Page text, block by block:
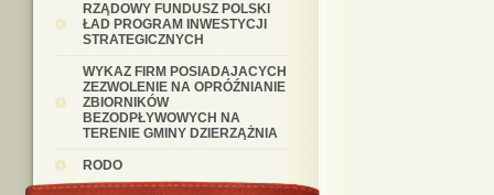
RZĄDOWY FUNDUSZ POLSKI
ŁAD PROGRAM INWESTYCJI
STRATEGICZNYCH
WYKAZ FIRM POSIADAJACYCH
ZEZWOLENIE NA OPRÓŹNIANIE
ZBIORNIKÓW
BEZODPŁYWOWYCH NA
TERENIE GMINY DZIERZĄŻNIA
RODO